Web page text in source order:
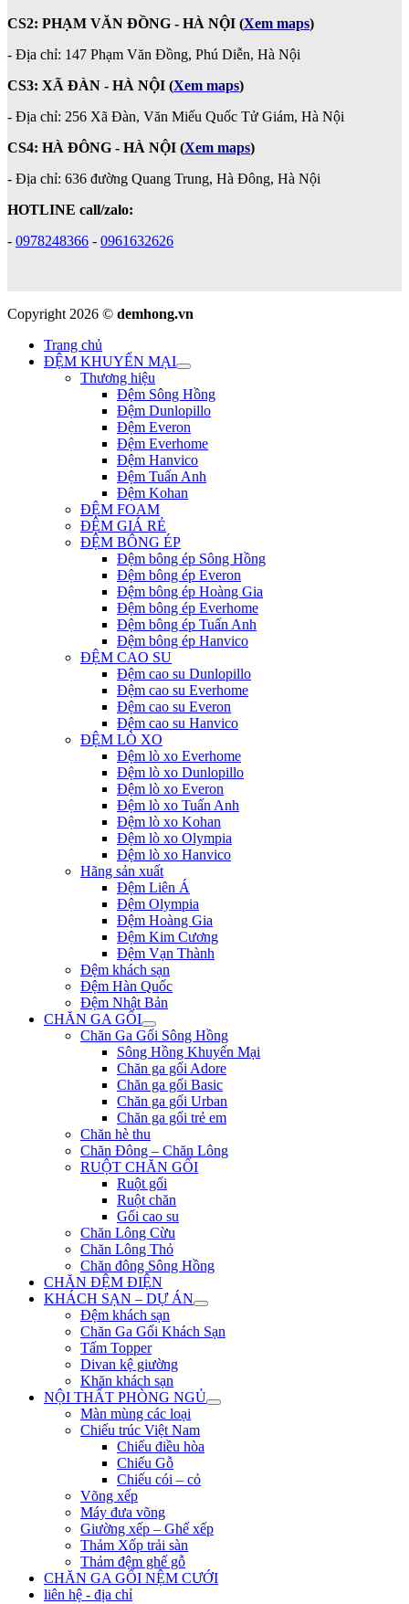
CS2: PHẠM VĂN ĐỒNG - HÀ NỘI (Xem maps)
- Địa chỉ: 147 Phạm Văn Đồng, Phú Diễn, Hà Nội
CS3: XÃ ĐÀN - HÀ NỘI (Xem maps)
- Địa chỉ: 256 Xã Đàn, Văn Miếu Quốc Tử Giám, Hà Nội
CS4: HÀ ĐÔNG - HÀ NỘI (Xem maps)
- Địa chỉ: 636 đường Quang Trung, Hà Đông, Hà Nội
HOTLINE call/zalo:
- 0978248366 - 0961632626
Copyright 2026 © demhong.vn
Trang chủ
ĐỆM KHUYẾN MẠI
Thương hiệu
Đệm Sông Hồng
Đệm Dunlopillo
Đệm Everon
Đệm Everhome
Đệm Hanvico
Đệm Tuấn Anh
Đệm Kohan
ĐỆM FOAM
ĐỆM GIÁ RẺ
ĐỆM BÔNG ÉP
Đệm bông ép Sông Hồng
Đệm bông ép Everon
Đệm bông ép Hoàng Gia
Đệm bông ép Everhome
Đệm bông ép Tuấn Anh
Đệm bông ép Hanvico
ĐỆM CAO SU
Đệm cao su Dunlopillo
Đệm cao su Everhome
Đệm cao su Everon
Đệm cao su Hanvico
ĐỆM LÒ XO
Đệm lò xo Everhome
Đệm lò xo Dunlopillo
Đệm lò xo Everon
Đệm lò xo Tuấn Anh
Đệm lò xo Kohan
Đệm lò xo Olympia
Đệm lò xo Hanvico
Hãng sản xuất
Đệm Liên Á
Đệm Olympia
Đệm Hoàng Gia
Đệm Kim Cương
Đệm Vạn Thành
Đệm khách sạn
Đệm Hàn Quốc
Đệm Nhật Bản
CHĂN GA GỐI
Chăn Ga Gối Sông Hồng
Sông Hồng Khuyến Mại
Chăn ga gối Adore
Chăn ga gối Basic
Chăn ga gối Urban
Chăn ga gối trẻ em
Chăn hè thu
Chăn Đông – Chăn Lông
RUỘT CHĂN GỐI
Ruột gối
Ruột chăn
Gối cao su
Chăn Lông Cừu
Chăn Lông Thỏ
Chăn đông Sông Hồng
CHĂN ĐỆM ĐIỆN
KHÁCH SẠN – DỰ ÁN
Đệm khách sạn
Chăn Ga Gối Khách Sạn
Tấm Topper
Divan kệ giường
Khăn khách sạn
NỘI THẤT PHÒNG NGỦ
Màn mùng các loại
Chiếu trúc Việt Nam
Chiếu điều hòa
Chiếu Gỗ
Chiếu cói – cỏ
Võng xếp
Máy đưa võng
Giường xếp – Ghế xếp
Thảm Xốp trải sàn
Thảm đệm ghế gỗ
CHĂN GA GỐI NỆM CƯỚI
liên hệ - địa chỉ